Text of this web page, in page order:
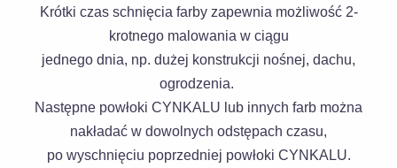
Krótki czas schnięcia farby zapewnia możliwość 2-
krotnego malowania w ciągu
jednego dnia, np. dużej konstrukcji nośnej, dachu,
ogrodzenia.
Następne powłoki CYNKALU lub innych farb można
nakładać w dowolnych odstępach czasu,
po wyschnięciu poprzedniej powłoki CYNKALU.